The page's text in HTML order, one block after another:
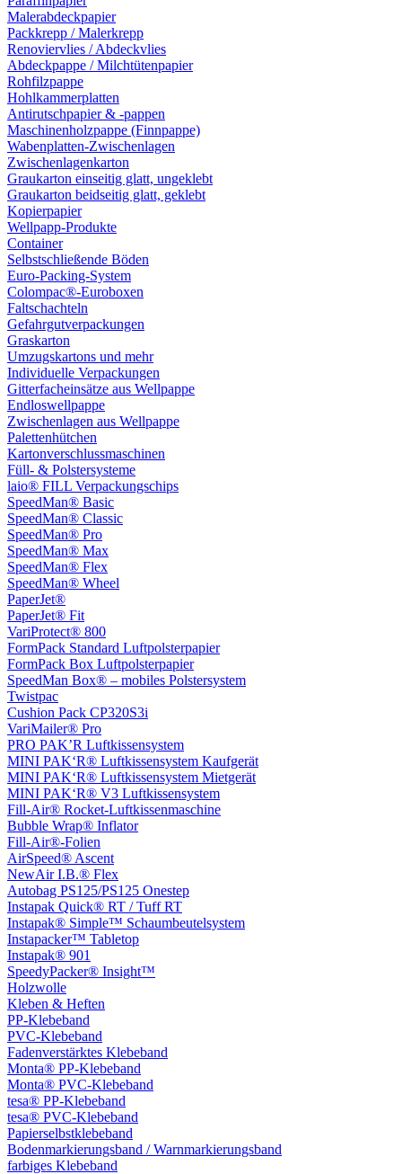
Malerabdeckpapier
Packkrepp / Malerkrepp
Renoviervlies / Abdeckvlies
Abdeckpappe / Milchtütenpapier
Rohfilzpappe
Hohlkammerplatten
Antirutschpapier & -pappen
Maschinenholzpappe (Finnpappe)
Wabenplatten-Zwischenlagen
Zwischenlagenkarton
Graukarton einseitig glatt, ungeklebt
Graukarton beidseitig glatt, geklebt
Kopierpapier
Wellpapp-Produkte
Container
Selbstschließende Böden
Euro-Packing-System
Colompac®-Euroboxen
Faltschachteln
Gefahrgutverpackungen
Graskarton
Umzugskartons und mehr
Individuelle Verpackungen
Gitterfacheinsätze aus Wellpappe
Endloswellpappe
Zwischenlagen aus Wellpappe
Palettenhütchen
Kartonverschlussmaschinen
Füll- & Polstersysteme
laio® FILL Verpackungschips
SpeedMan® Basic
SpeedMan® Classic
SpeedMan® Pro
SpeedMan® Max
SpeedMan® Flex
SpeedMan® Wheel
PaperJet®
PaperJet® Fit
VariProtect® 800
FormPack Standard Luftpolsterpapier
FormPack Box Luftpolsterpapier
SpeedMan Box® – mobiles Polstersystem
Twistpac
Cushion Pack CP320S3i
VariMailer® Pro
PRO PAK’R Luftkissensystem
MINI PAK‘R® Luftkissensystem Kaufgerät
MINI PAK‘R® Luftkissensystem Mietgerät
MINI PAK‘R® V3 Luftkissensystem
Fill-Air® Rocket-Luftkissenmaschine
Bubble Wrap® Inflator
Fill-Air®-Folien
AirSpeed® Ascent
NewAir I.B.® Flex
Autobag PS125/PS125 Onestep
Instapak Quick® RT / Tuff RT
Instapak® Simple™ Schaumbeutelsystem
Instapacker™ Tabletop
Instapak® 901
SpeedyPacker® Insight™
Holzwolle
Kleben & Heften
PP-Klebeband
PVC-Klebeband
Fadenverstärktes Klebeband
Monta® PP-Klebeband
Monta® PVC-Klebeband
tesa® PP-Klebeband
tesa® PVC-Klebeband
Papierselbstklebeband
Bodenmarkierungsband / Warnmarkierungsband
farbiges Klebeband